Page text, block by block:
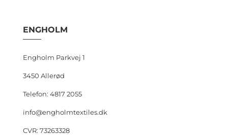
ENGHOLM
Engholm Parkvej 1
3450 Allerød
Telefon: 4817 2055
info@engholmtextiles.dk
CVR: 73263328